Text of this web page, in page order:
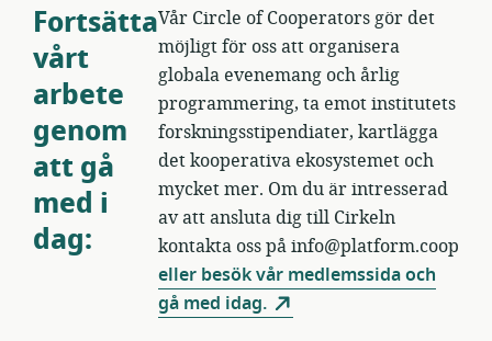
Fortsätta
vårt
arbete
genom
att gå
med i
dag:
Vår Circle of Cooperators gör det
möjligt för oss att organisera
globala evenemang och årlig
programmering, ta emot institutets
forskningsstipendiater, kartlägga
det kooperativa ekosystemet och
mycket mer. Om du är intresserad
av att ansluta dig till Cirkeln
kontakta oss på info@platform.coop
eller besök vår medlemssida och
gå med idag.